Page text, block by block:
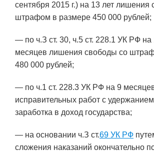
сентября 2015 г.) на 13 лет лишения
штрафом в размере 450 000 рублей;
— по ч.З ст. 30, ч.5 ст. 228.1 УК РФ на
месяцев лишения свободы со
480 000 рублей;
— по ч.1 ст. 228.3 УК РФ на 9
исправительных работ с
заработка в доход государства;
— на основании ч.З ст.69 УК РФ
сложения наказаний окончательно